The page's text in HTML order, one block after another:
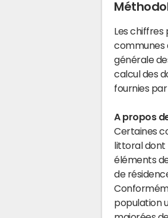
Les chiffres
communes
générale
calcul des
fournies par
A propos
Certaines
littoral
éléments
de
population